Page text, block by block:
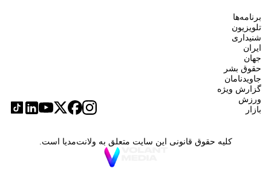
برنامه‌ها
تلویزیون
شنیداری
ایران
جهان
حقوق بشر
جاویدنامان
گزارش ویژه
ورزش
بازار
کلیه حقوق قانونی این سایت متعلق به ولانت‌مدیا است.